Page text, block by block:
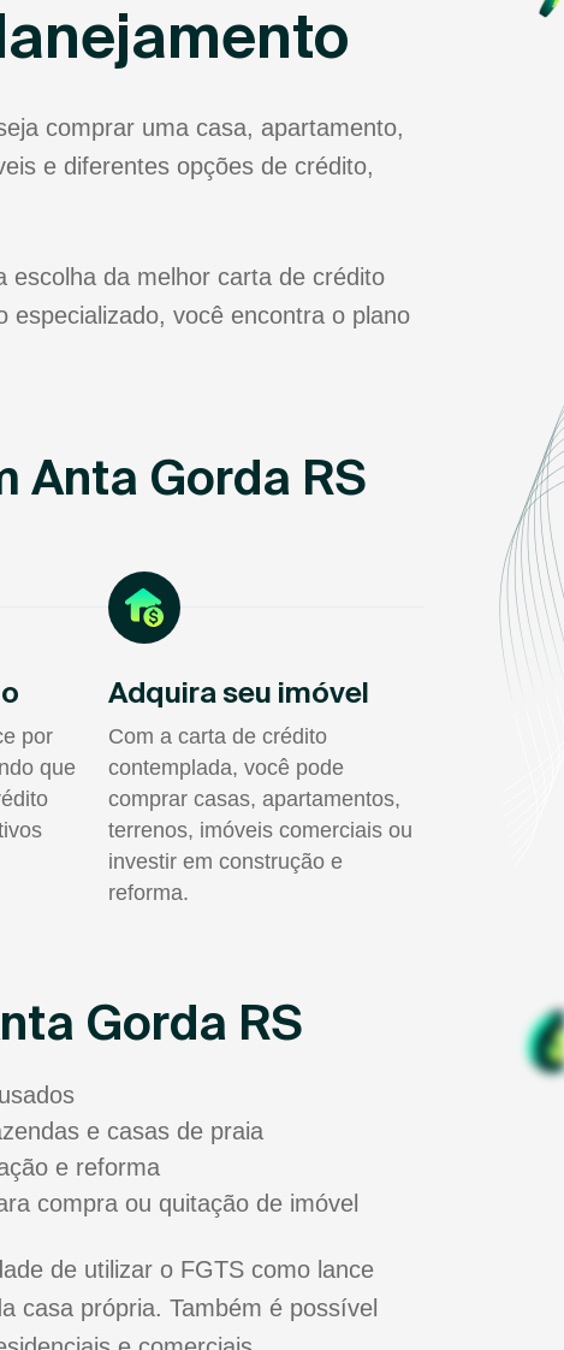
comprar uma casa, apartamento,
e diferentes opções de crédito,
escolha da melhor carta de crédito
você encontra o plano
Anta Gorda RS
por
que
Adquira seu imóvel
Com a carta de crédito
contemplada, você pode
comprar casas, apartamentos,
terrenos, imóveis comerciais ou
investir em construção e
reforma.
Gorda RS
e casas de praia
e reforma
compra ou quitação de imóvel
de utilizar o FGTS como lance
casa própria. Também é possível